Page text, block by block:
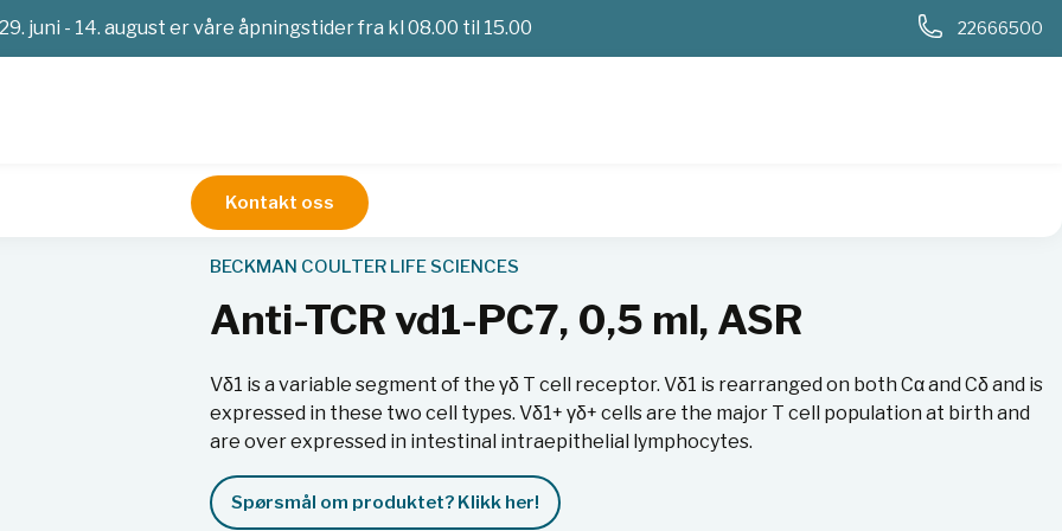
29. juni - 14. august er våre åpningstider fra kl 08.00 til 15.00 22666500
Kontakt oss
Anti-TCR vd1-PC7, 0,5 ml, ASR
BECKMAN COULTER LIFE SCIENCES
Anti-TCR vd1-PC7, 0,5 ml, ASR
Vδ1 is a variable segment of the γδ T cell receptor. Vδ1 is rearranged on both Cα and Cδ and is
expressed in these two cell types. Vδ1+ γδ+ cells are the major T cell population at birth and
are over expressed in intestinal intraepithelial lymphocytes.
Spørsmål om produktet? Klikk her!